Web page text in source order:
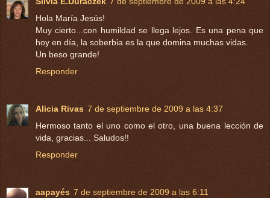
Hola María Jesús!
Muy cierto...con humildad se llega lejos. Es una pena que
hoy en día, la soberbia es la que domina muchas vidas.
Un beso grande!
Responder
Alicia Rivas 7 de septiembre de 2009 a las 4:37
Hermoso tanto el uno como el otro, una buena lección de
vida, gracias... Saludos!!
Responder
aapayés 7 de septiembre de 2009 a las 6:11